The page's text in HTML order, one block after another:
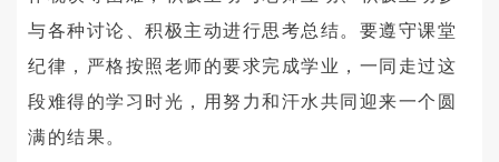
与各种讨论、积极主动进行思考总结。要遵守课堂
纪律，严格按照老师的要求完成学业，一同走过这
段难得的学习时光，用努力和汗水共同迎来一个圆
满的结果。